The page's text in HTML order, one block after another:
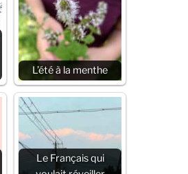
L’été à la menthe
Le Français qui